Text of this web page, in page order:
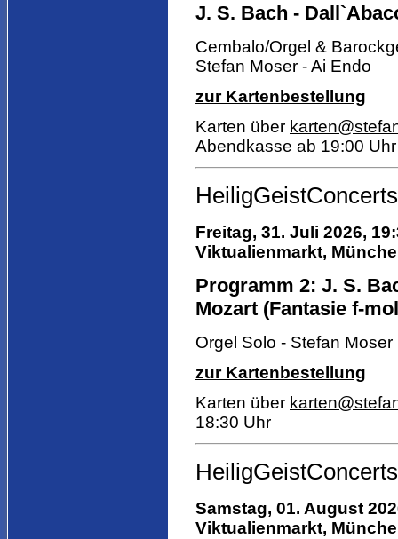
J. S. Bach -
Cembalo/Orgel &
Stefan Moser - Ai Endo
zur Kartenbestellung
Karten über
Abendkasse ab 19:00 Uhr
HeiligGeistConcerts
Freitag, 31. Juli 2026,
Viktualienmarkt,
Programm 2: J. S.
Mozart (Fantasie f-
Orgel Solo - Stefan Moser
zur Kartenbestellung
Karten über
18:30 Uhr
HeiligGeistConcerts
Samstag, 01. August
Viktualienmarkt,